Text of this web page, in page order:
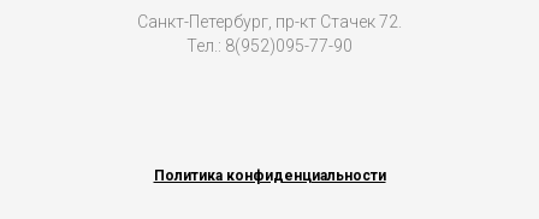
Санкт-Петербург, пр-кт Стачек 72.
Тел.: 8(952)095-77-90
Политика конфиденциальности